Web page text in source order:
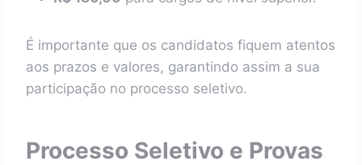
É importante que os candidatos fiquem atentos
aos prazos e valores, garantindo assim a sua
participação no processo seletivo.
Processo Seletivo e Provas